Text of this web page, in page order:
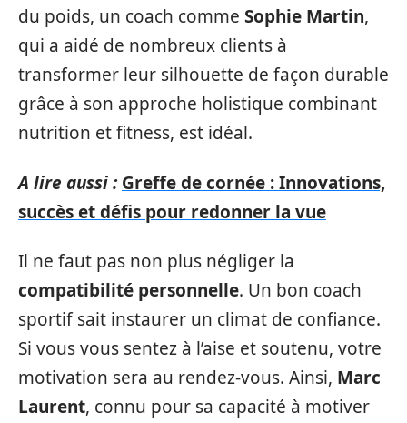
du poids, un coach comme Sophie Martin,
qui a aidé de nombreux clients à
transformer leur silhouette de façon durable
grâce à son approche holistique combinant
nutrition et fitness, est idéal.
A lire aussi : Greffe de cornée : Innovations,
succès et défis pour redonner la vue
Il ne faut pas non plus négliger la
compatibilité personnelle. Un bon coach
sportif sait instaurer un climat de confiance.
Si vous vous sentez à l’aise et soutenu, votre
motivation sera au rendez-vous. Ainsi, Marc
Laurent, connu pour sa capacité à motiver